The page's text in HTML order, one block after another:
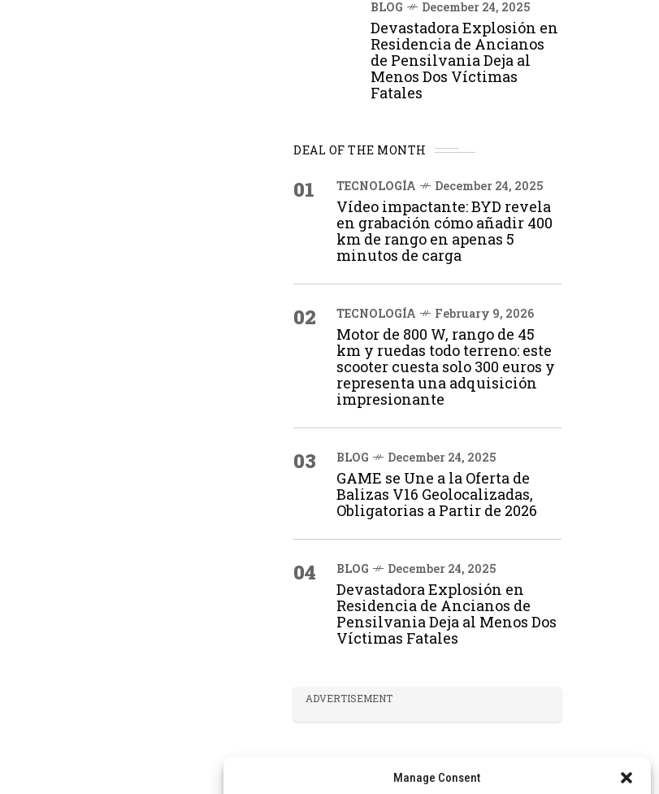
Manage Consent
BLOG December 24, 2025
Devastadora Explosión en
Residencia de Ancianos
de Pensilvania Deja al
Menos Dos Víctimas
Fatales
DEAL OF THE MONTH
01 TECNOLOGÍA December 24, 2025
Vídeo impactante: BYD revela
en grabación cómo añadir 400
km de rango en apenas 5
minutos de carga
02 TECNOLOGÍA February 9, 2026
Motor de 800 W, rango de 45
km y ruedas todo terreno: este
scooter cuesta solo 300 euros y
representa una adquisición
impresionante
03 BLOG December 24, 2025
GAME se Une a la Oferta de
Balizas V16 Geolocalizadas,
Obligatorias a Partir de 2026
04 BLOG December 24, 2025
Devastadora Explosión en
Residencia de Ancianos de
Pensilvania Deja al Menos Dos
Víctimas Fatales
ADVERTISEMENT